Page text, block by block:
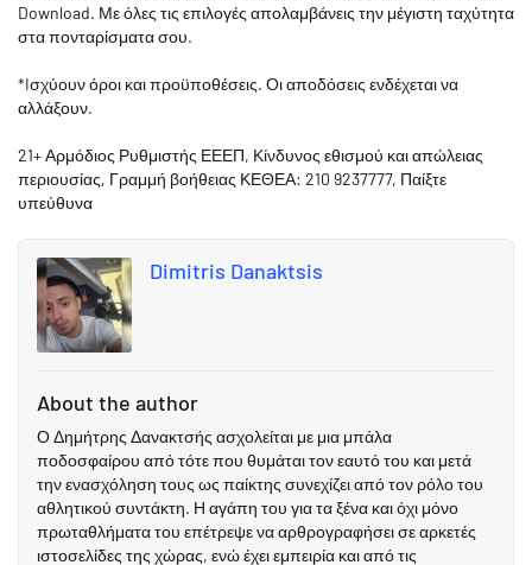
Download. Με όλες τις επιλογές απολαμβάνεις την μέγιστη ταχύτητα
στα πονταρίσματα σου.
*Iσχύουν όροι και προϋποθέσεις. Οι αποδόσεις ενδέχεται να
αλλάξουν.
21+ Αρμόδιος Ρυθμιστής ΕΕΕΠ, Κίνδυνος εθισμού και απώλειας
περιουσίας, Γραμμή βοήθειας ΚΕΘΕΑ: 210 9237777, Παίξτε
υπεύθυνα
Dimitris Danaktsis
About the author
Ο Δημήτρης Δανακτσής ασχολείται με μια μπάλα
ποδοσφαίρου από τότε που θυμάται τον εαυτό του και μετά
την ενασχόληση τους ως παίκτης συνεχίζει από τον ρόλο του
αθλητικού συντάκτη. Η αγάπη του για τα ξένα και όχι μόνο
πρωταθλήματα του επέτρεψε να αρθρογραφήσει σε αρκετές
ιστοσελίδες της χώρας, ενώ έχει εμπειρία και από τις